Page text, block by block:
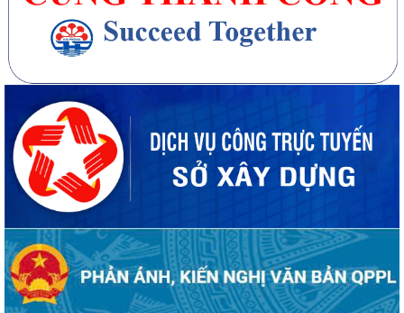
20 căn nhà ở thấp tầng tại Khu dân cư Hồng Phong đủ điều kiện đưa
vào kinh doanh - Văn bản số...
270 căn nhà ở thấp tầng tại Dự án Khu đô thị mới phường Thủy
Nguyên đủ điều kiện đưa vào kinh doanh...
Công bố danh mục thủ tục hành chính được sửa đổi, bổ sung, thay thế,
bị bãi bỏ thuộc phạm vi chức...
Kê khai giá hàng hóa, dịch vụ bán trong nước hoặc xuất khẩu của